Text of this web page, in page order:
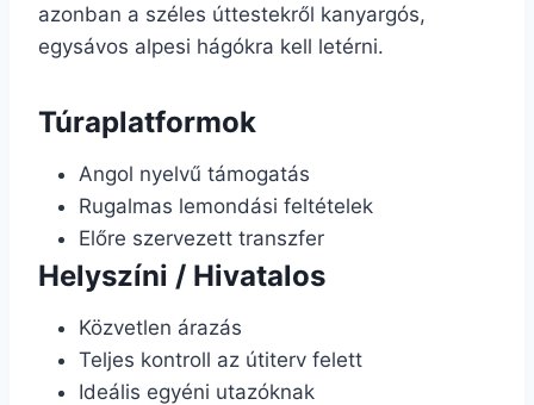
azonban a széles úttestekről kanyargós,
egysávos alpesi hágókra kell letérni.
Túraplatformok
Angol nyelvű támogatás
Rugalmas lemondási feltételek
Előre szervezett transzfer
Helyszíni / Hivatalos
Közvetlen árazás
Teljes kontroll az útiterv felett
Ideális egyéni utazóknak